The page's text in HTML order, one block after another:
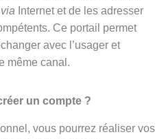
via Internet et de les adresser
Ce portail permet
avec l’usager et
même canal.
un compte ?
vous pourrez réaliser vos